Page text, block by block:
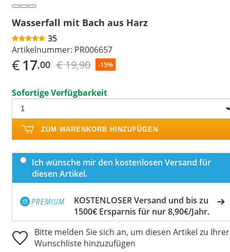
Wasserfall mit Bach aus Harz
35
Artikelnummer: PR006657
€17,00 € 19,90 -15%
Sofortige Verfügbarkeit
ZUM WARENKORB HINZUFÜGEN
Ich wünsche mir den kostenlosen Versand für
diesen Artikel.
KOSTENLOSER Versand und bis zu
1500€ Ersparnis für nur 8,90€/Jahr.
Bitte melden Sie sich an, um diesen Artikel zu Ihrer
Wunschliste hinzuzufügen